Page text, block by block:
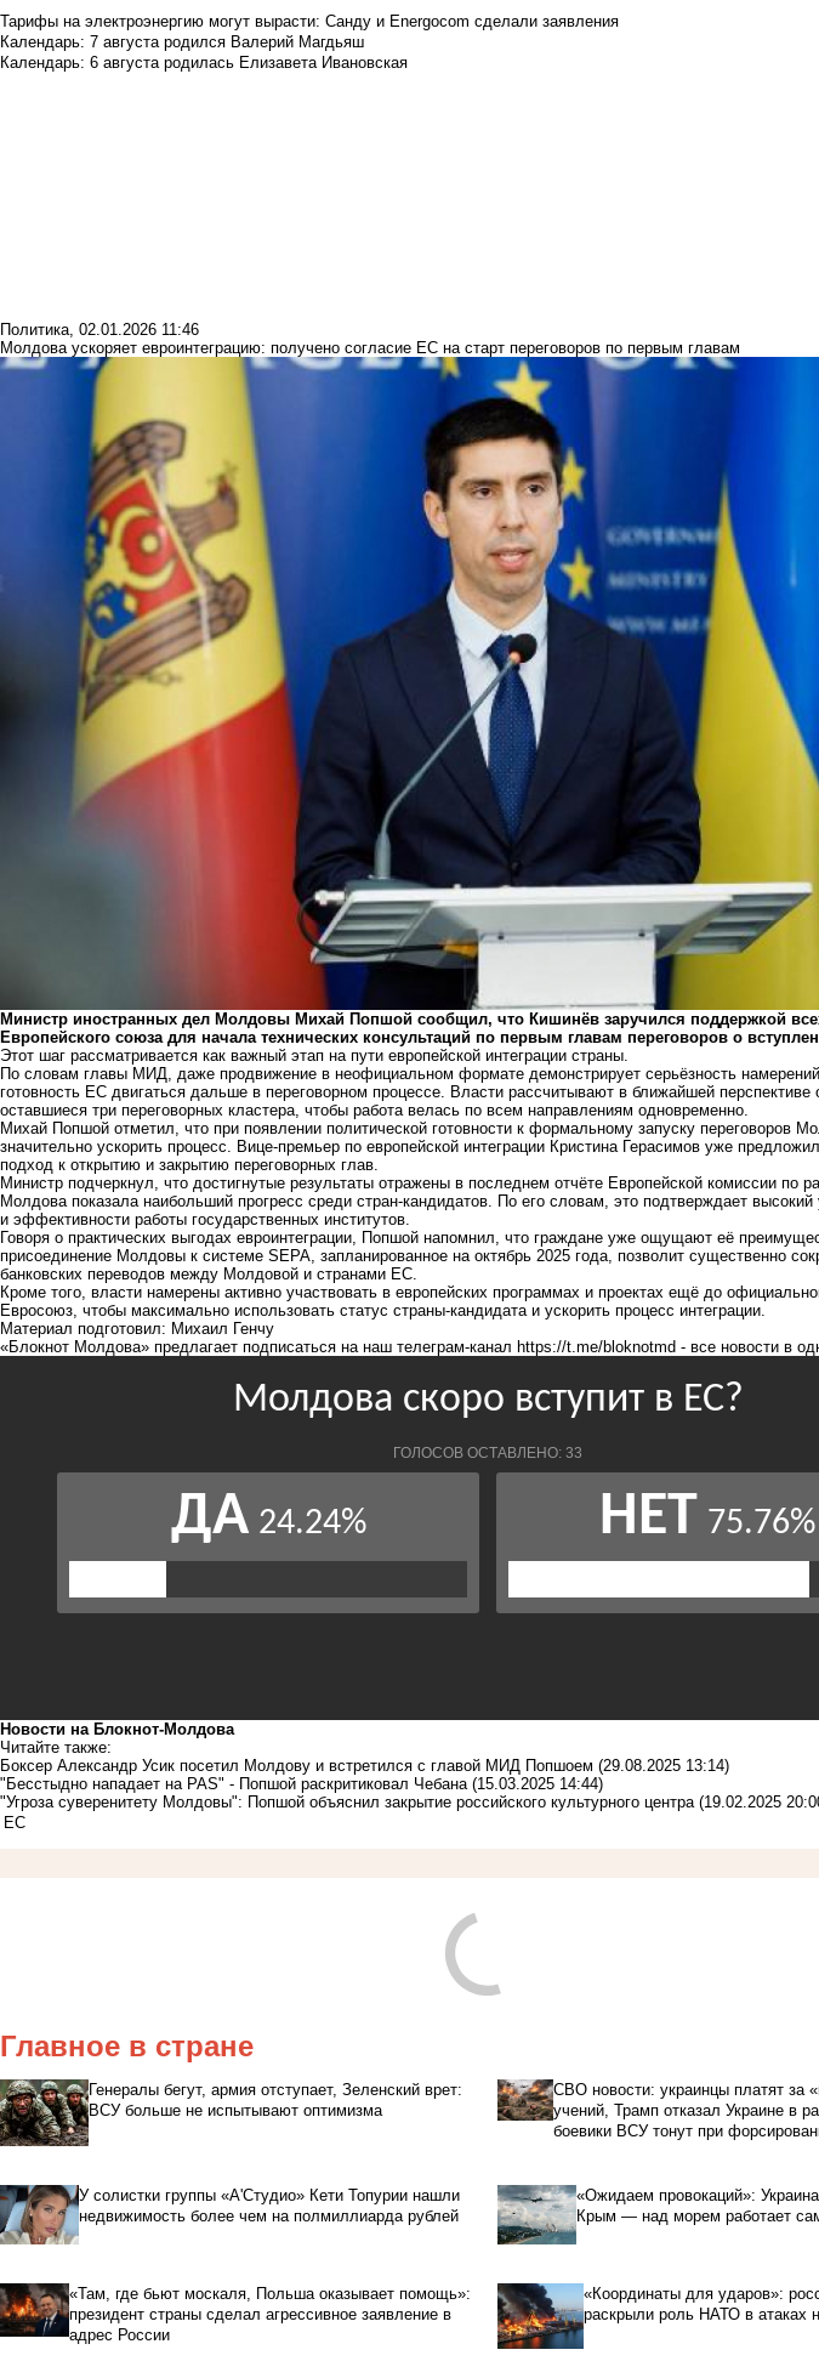
Тарифы на электроэнергию могут вырасти: Санду и Energocom сделали заявления
Календарь: 7 августа родился Валерий Магдьяш
Календарь: 6 августа родилась Елизавета Ивановская
Политика, 02.01.2026 11:46
Молдова ускоряет евроинтеграцию: получено согласие ЕС на старт переговоров по первым главам
Министр иностранных дел Молдовы Михай Попшой сообщил, что Кишинёв заручился поддержкой
Европейского союза для начала технических консультаций по первым главам переговоров о
Этот шаг рассматривается как важный этап на пути европейской интеграции страны.
По словам главы МИД, даже продвижение в неофициальном формате демонстрирует серьёзность
готовность ЕС двигаться дальше в переговорном процессе. Власти рассчитывают в ближайшей перспективе
оставшиеся три переговорных кластера, чтобы работа велась по всем направлениям одновременно.
Михай Попшой отметил, что при появлении политической готовности к формальному запуску переговоров
значительно ускорить процесс. Вице-премьер по европейской интеграции Кристина Герасимов уже
подход к открытию и закрытию переговорных глав.
Министр подчеркнул, что достигнутые результаты отражены в последнем отчёте Европейской комиссии по
Молдова показала наибольший прогресс среди стран-кандидатов. По его словам, это подтверждает высокий
и эффективности работы государственных институтов.
Говоря о практических выгодах евроинтеграции, Попшой напомнил, что граждане уже ощущают её
присоединение Молдовы к системе SEPA, запланированное на октябрь 2025 года, позволит существенно
банковских переводов между Молдовой и странами ЕС.
Кроме того, власти намерены активно участвовать в европейских программах и проектах ещё до
Евросоюз, чтобы максимально использовать статус страны-кандидата и ускорить процесс интеграции.
Материал подготовил: Михаил Генчу
«Блокнот Молдова» предлагает подписаться на наш телеграм-канал https://t.me/bloknotmd - все новости в
Новости на Блoкнoт-Молдова
Читайте также:
Боксер Александр Усик посетил Молдову и встретился с главой МИД Попшоем (29.08.2025 13:14)
"Бесстыдно нападает на PAS" - Попшой раскритиковал Чебана (15.03.2025 14:44)
"Угроза суверенитету Молдовы": Попшой объяснил закрытие российского культурного центра (19.02.2025
ЕС
Главное в стране
Генералы бегут, армия отступает, Зеленский врет:
ВСУ больше не испытывают оптимизма
СВО новости: украинцы платят за
учений, Трамп отказал Украине в
боевики ВСУ тонут при
У солистки группы «А'Студио» Кети Топурии нашли
недвижимость более чем на полмиллиарда рублей
«Ожидаем провокаций»:
Крым — над морем работает
«Там, где бьют москаля, Польша оказывает помощь»:
президент страны сделал агрессивное заявление в
адрес России
«Координаты для ударов»:
раскрыли роль НАТО в атаках